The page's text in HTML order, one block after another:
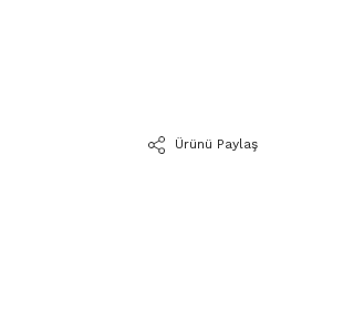
Ürünü Paylaş